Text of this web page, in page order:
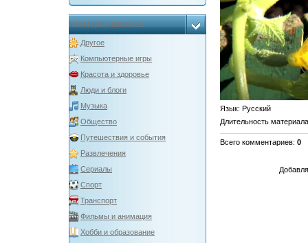
Категории каналов
Другое
Компьютерные игры
Красота и здоровье
Люди и блоги
Музыка
Общество
Путешествия и события
Развлечения
Сериалы
Спорт
Транспорт
Фильмы и анимация
Хобби и образование
Язык: Русский
Длительность материала
Всего комментариев: 0